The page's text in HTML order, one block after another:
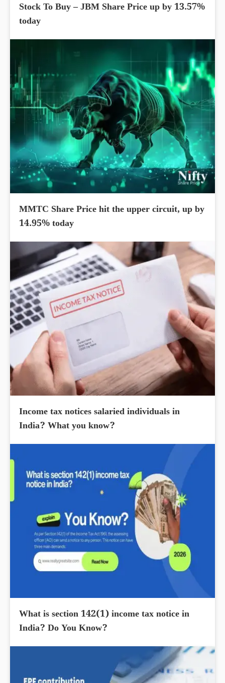
Stock To Buy – JBM Share Price up by 13.57%
today
MMTC Share Price hit the upper circuit, up by
14.95% today
Income tax notices salaried individuals in
India? What you know?
What is section 142(1) income tax notice in
India? Do You Know?